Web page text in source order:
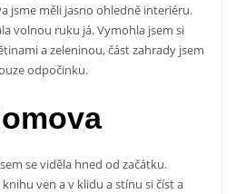
jsme měli jasno ohledně interiéru.
volnou ruku já. Vymohla jsem si
a zeleninou, část zahrady jsem
odpočinku.
se viděla hned od začátku.
ven a v klidu a stínu si číst a